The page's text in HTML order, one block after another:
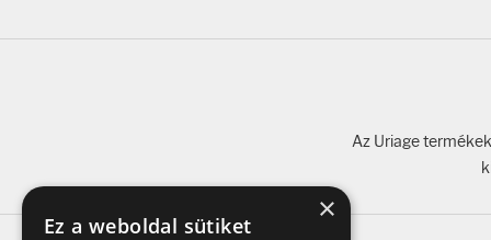
Az Uriage
×
Ez a weboldal sütiket